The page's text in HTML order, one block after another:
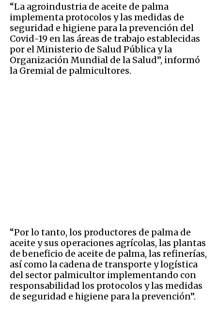
“La agroindustria de aceite de palma
implementa protocolos y las medidas de
seguridad e higiene para la prevención del
Covid-19 en las áreas de trabajo establecidas
por el Ministerio de Salud Pública y la
Organización Mundial de la Salud”, informó
la Gremial de palmicultores.
“Por lo tanto, los productores de palma de
aceite y sus operaciones agrícolas, las plantas
de beneficio de aceite de palma, las refinerías,
así como la cadena de transporte y logística
del sector palmicultor implementando con
responsabilidad los protocolos y las medidas
de seguridad e higiene para la prevención”.